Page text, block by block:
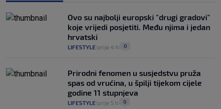
Ovo su najbolji europski "drugi gradovi"
koje vrijedi posjetiti. Među njima i jedan
hrvatski
LIFESTYLE prije 4 h 0
Prirodni fenomen u susjedstvu pruža
spas od vrućina, u špilji tijekom cijele
godine 11 stupnjeva
LIFESTYLE prije 5 h 0